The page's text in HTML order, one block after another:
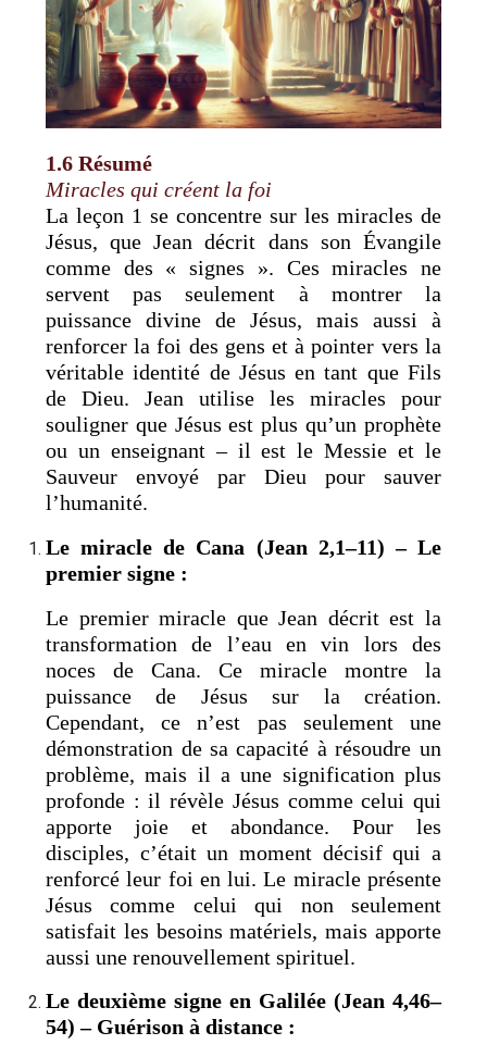
1.6 Résumé
Miracles qui créent la foi
La leçon 1 se concentre sur les miracles de
Jésus, que Jean décrit dans son Évangile
comme des « signes ». Ces miracles ne
servent pas seulement à montrer la
puissance divine de Jésus, mais aussi à
renforcer la foi des gens et à pointer vers la
véritable identité de Jésus en tant que Fils
de Dieu. Jean utilise les miracles pour
souligner que Jésus est plus qu’un prophète
ou un enseignant – il est le Messie et le
Sauveur envoyé par Dieu pour sauver
l’humanité.
Le miracle de Cana (Jean 2,1–11) – Le
premier signe :
Le premier miracle que Jean décrit est la
transformation de l’eau en vin lors des
noces de Cana. Ce miracle montre la
puissance de Jésus sur la création.
Cependant, ce n’est pas seulement une
démonstration de sa capacité à résoudre un
problème, mais il a une signification plus
profonde : il révèle Jésus comme celui qui
apporte joie et abondance. Pour les
disciples, c’était un moment décisif qui a
renforcé leur foi en lui. Le miracle présente
Jésus comme celui qui non seulement
satisfait les besoins matériels, mais apporte
aussi une renouvellement spirituel.
Le deuxième signe en Galilée (Jean 4,46–
54) – Guérison à distance :